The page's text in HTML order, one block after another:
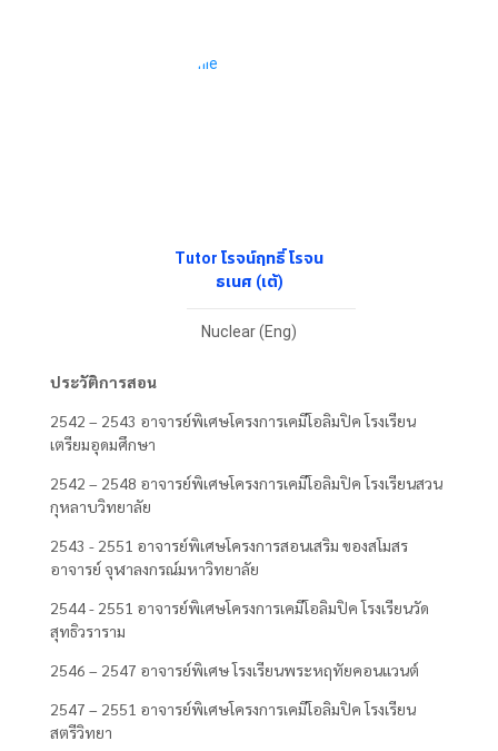
Tutor โรจน์ฤทธิ์ โรจน
ธเนศ (เต้)
Nuclear (Eng)
ประวัติการสอน
2542 – 2543 อาจารย์พิเศษโครงการเคมีโอลิมปิค โรงเรียน
เตรียมอุดมศึกษา
2542 – 2548 อาจารย์พิเศษโครงการเคมีโอลิมปิค โรงเรียนสวน
กุหลาบวิทยาลัย
2543 - 2551 อาจารย์พิเศษโครงการสอนเสริม ของสโมสร
อาจารย์ จุฬาลงกรณ์มหาวิทยาลัย
2544 - 2551 อาจารย์พิเศษโครงการเคมีโอลิมปิค โรงเรียนวัด
สุทธิวราราม
2546 – 2547 อาจารย์พิเศษ โรงเรียนพระหฤทัยคอนแวนต์
2547 – 2551 อาจารย์พิเศษโครงการเคมีโอลิมปิค โรงเรียน
สตรีวิทยา